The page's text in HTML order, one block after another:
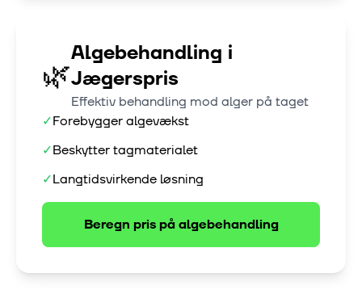
🌿
Algebehandling i
Jægerspris
Effektiv behandling mod alger på taget
✓Forebygger algevækst
✓Beskytter tagmaterialet
✓Langtidsvirkende løsning
Beregn pris påalgebehandling